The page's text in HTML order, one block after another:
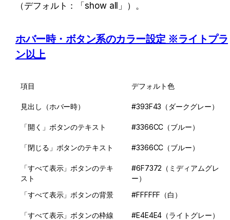
（デフォルト：「show all」）。
ホバー時・ボタン系のカラー設定 ※ライトプラ
ン以上
項目 デフォルト色
見出し（ホバー時） #393F43（ダークグレー）
「開く」ボタンのテキスト #3366CC（ブルー）
「閉じる」ボタンのテキスト #3366CC（ブルー）
「すべて表示」ボタンのテキ
スト
#6F7372（ミディアムグレ
ー）
「すべて表示」ボタンの背景
#FFFFFF（白）
「すべて表示」ボタンの枠線 #E4E4E4（ライトグレー）